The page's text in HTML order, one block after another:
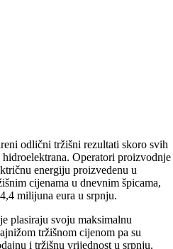
odlični tržišni rezultati skoro svih
Operatori proizvodnje
energiju proizvedenu u
cijenama u dnevnim špicama,
milijuna eura u srpnju.
plasiraju svoju maksimalnu
tržišnom cijenom pa su
i tržišnu vrijednost u srpnju.